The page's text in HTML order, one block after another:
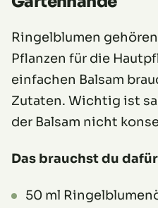
Ringelblumen
Pflanzen für die
einfachen Balsam
Zutaten. Wichtig ist
der Balsam nicht
Das brauchst du
50 ml